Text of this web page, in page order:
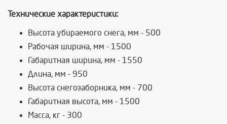
Технические характеристики:
Высота убираемого снега, мм - 500
Рабочая ширина, мм - 1500
Габаритная ширина, мм - 1550
Длина, мм - 950
Высота снегозаборника, мм - 700
Габаритная высота, мм - 1500
Масса, кг - 300